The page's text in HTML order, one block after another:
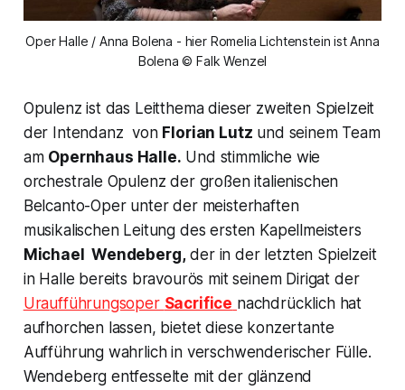
Oper Halle / Anna Bolena - hier Romelia Lichtenstein ist Anna
Bolena © Falk Wenzel
Opulenz ist das Leitthema dieser zweiten Spielzeit
der Intendanz von Florian Lutz und seinem Team
am Opernhaus Halle. Und stimmliche wie
orchestrale Opulenz der großen italienischen
Belcanto-Oper unter der meisterhaften
musikalischen Leitung des ersten Kapellmeisters
Michael Wendeberg,der in der letzten Spielzeit
in Halle bereits bravourös mit seinem Dirigat der
Uraufführungsoper Sacrifice nachdrücklich hat
aufhorchen lassen, bietet diese konzertante
Aufführung wahrlich in verschwenderischer Fülle.
Wendeberg entfesselte mit der glänzend